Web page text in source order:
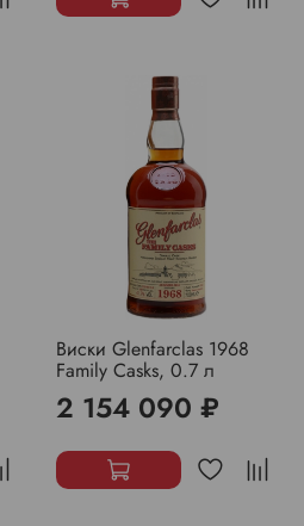
Виски Glenfarclas 1968
Family Casks, 0.7 л
2 154 090 ₽